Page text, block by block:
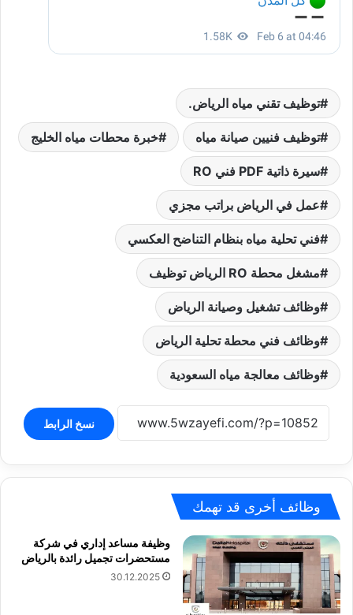
توظيف تقني مياه الرياض.
توظيف فنيين صيانة مياه خبرة محطات مياه الخليج
سيرة ذاتية PDF فني RO
عمل في الرياض براتب مجزي
فني تحلية مياه بنظام التناضح العكسي
مشغل محطة RO الرياض توظيف
وظائف تشغيل وصيانة الرياض
وظائف فني محطة تحلية الرياض
وظائف معالجة مياه السعودية
نسخ الرابط
وظائف أخرى قد تهمك
وظيفة مساعد إداري في شركة
مستحضرات تجميل رائدة بالرياض
30.12.2025